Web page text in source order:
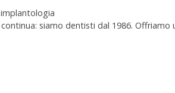
siamo dentisti dal 1986. Offriamo